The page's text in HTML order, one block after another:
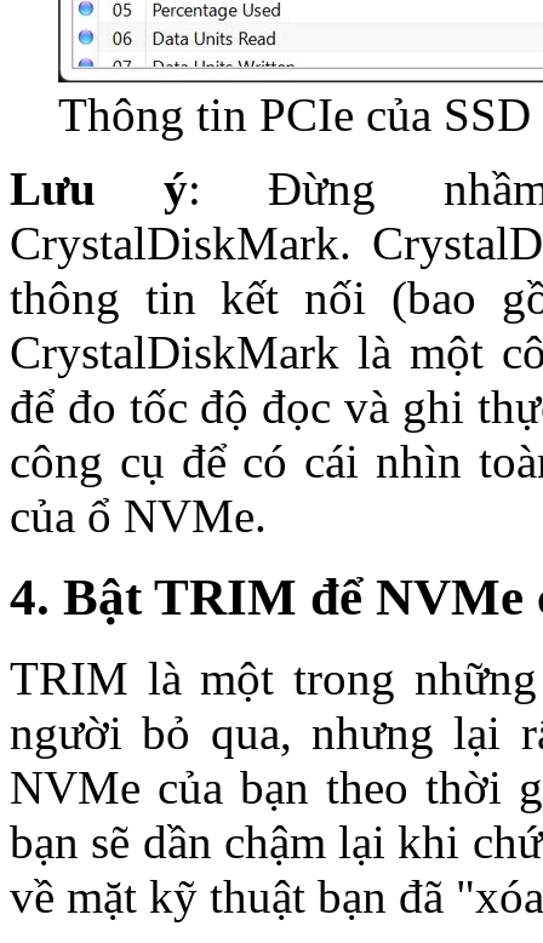
Thông tin PCIe của
Lưu ý: Đừng
CrystalDiskMark.
thông tin kết nối (bao
CrystalDiskMark là một
để đo tốc độ đọc và ghi
công cụ để có cái nhìn
của ổ NVMe.
4. Bật TRIM để NVMe
TRIM là một trong
người bỏ qua, nhưng lại
NVMe của bạn theo thời
bạn sẽ dần chậm lại khi
về mặt kỹ thuật bạn đã